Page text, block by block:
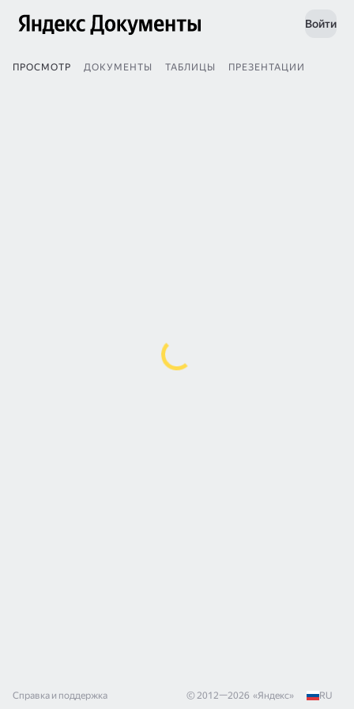
Войти
ПРОСМОТР ДОКУМЕНТЫ ТАБЛИЦЫ ПРЕЗЕНТАЦИИ
Справка и поддержка © 2012—2026 «Яндекс» RU